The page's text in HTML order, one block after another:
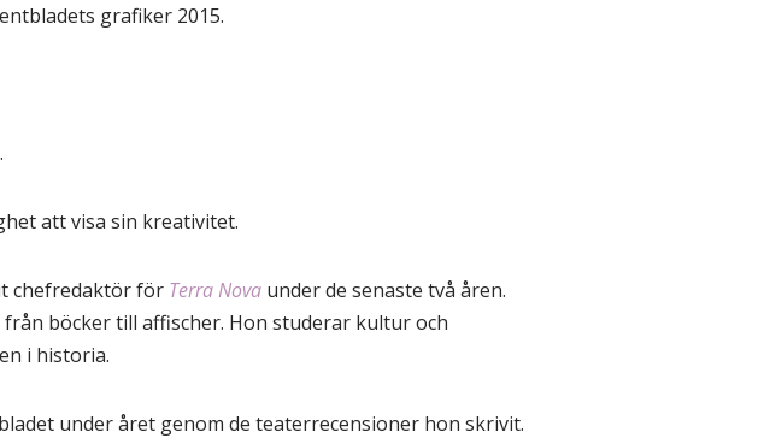
grafiker 2015.
att visa sin kreativitet.
chefredaktör för Terra Novaunder de senaste två åren.
böcker till affischer. Hon studerar kultur och
i historia.
under året genom de teaterrecensioner hon skrivit.